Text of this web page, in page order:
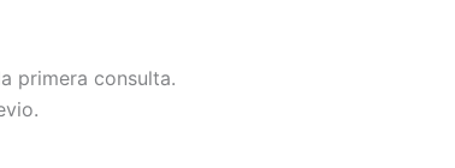
primera consulta.